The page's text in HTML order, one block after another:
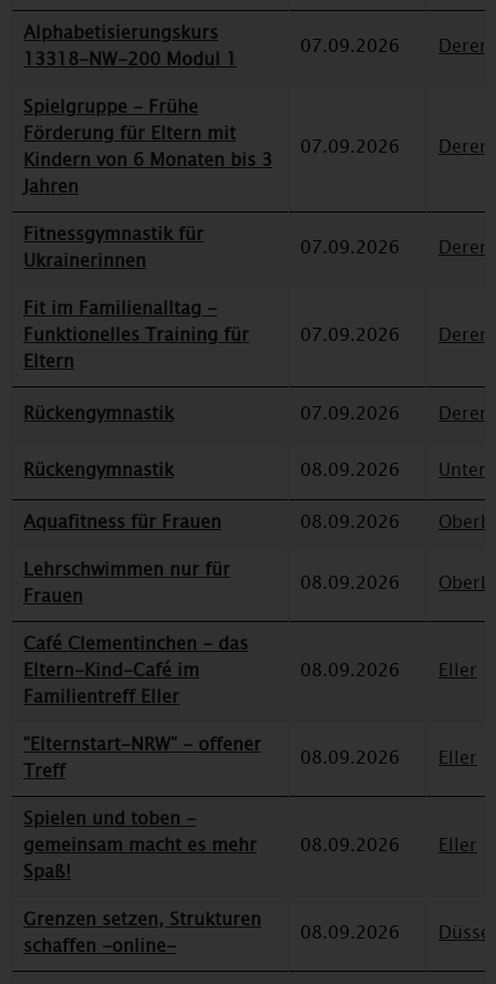
Alphabetisierungskurs
13318-NW-200 Modul 1
07.09.2026
Spielgruppe - Frühe
Förderung für Eltern mit
Kindern von 6 Monaten bis 3
Jahren
07.09.2026
Fitnessgymnastik für
Ukrainerinnen
07.09.2026
Fit im Familienalltag -
Funktionelles Training für
Eltern
07.09.2026
Rückengymnastik 07.09.2026
Rückengymnastik 08.09.2026
Aquafitness für Frauen
08.09.2026
Lehrschwimmen nur für
Frauen
08.09.2026
Café Clementinchen - das
Eltern-Kind-Café im
Familientreff Eller
08.09.2026 Eller
"Elternstart-NRW" - offener
Treff
08.09.2026 Eller
Spielen und toben -
gemeinsam macht es mehr
Spaß!
08.09.2026 Eller
Grenzen setzen, Strukturen
schaffen -online-
08.09.2026